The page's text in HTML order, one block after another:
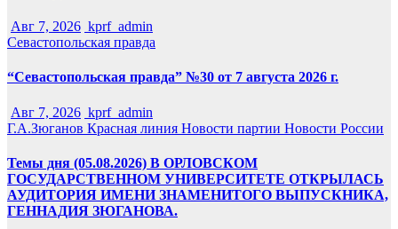
Авг 7, 2026 kprf_admin
Севастопольская правда
“Севастопольская правда” №30 от 7 августа 2026 г.
Авг 7, 2026 kprf_admin
Г.А.Зюганов Красная линия Новости партии Новости России
Темы дня (05.08.2026) В ОРЛОВСКОМ
ГОСУДАРСТВЕННОМ УНИВЕРСИТЕТЕ ОТКРЫЛАСЬ
АУДИТОРИЯ ИМЕНИ ЗНАМЕНИТОГО ВЫПУСКНИКА,
ГЕННАДИЯ ЗЮГАНОВА.